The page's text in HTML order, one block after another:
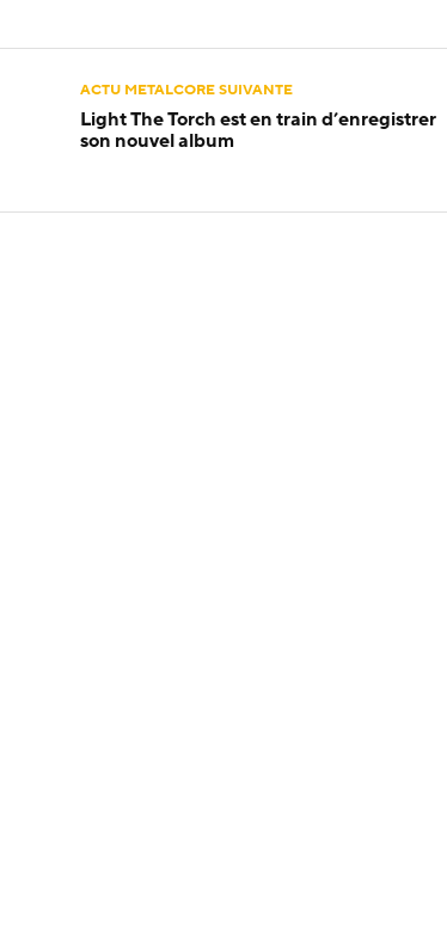
ACTU METALCORE SUIVANTE
Light The Torch est en train d’enregistrer
son nouvel album